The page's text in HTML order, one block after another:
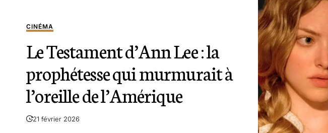
CINÉMA
Le Testament d’Ann Lee : la
prophétesse qui murmurait à
l’oreille de l’Amérique
21 février 2026